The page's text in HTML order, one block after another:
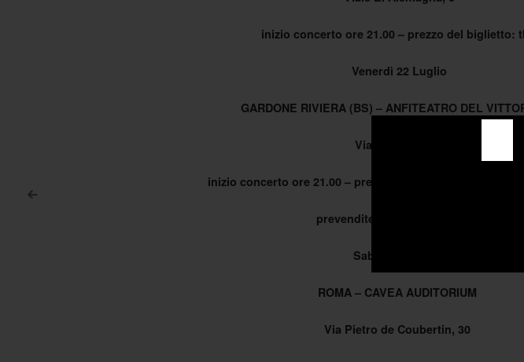
<
inizio concerto ore 21.00 – prezzo del biglietto:
Venerdì 22 Luglio
GARDONE RIVIERA (BS) – ANFITEATRO DEL
Via Vittoriale, 12
inizio concerto ore 21.00 – prezzo del biglietto: da 25,00 a
prevendite attive su Geticket.it
Sabato 23 Luglio
ROMA – CAVEA AUDITORIUM
Via Pietro de Coubertin, 30